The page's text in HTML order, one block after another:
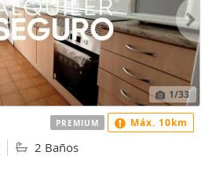
1/33
2 Baños
PREMIUM Máx. 10km